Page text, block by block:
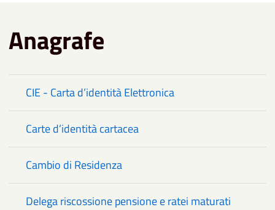
Anagrafe
CIE - Carta d’identità Elettronica
Carte d’identità cartacea
Cambio di Residenza
Delega riscossione pensione e ratei maturati